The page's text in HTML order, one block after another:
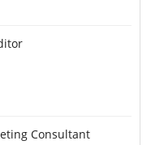
Consultant